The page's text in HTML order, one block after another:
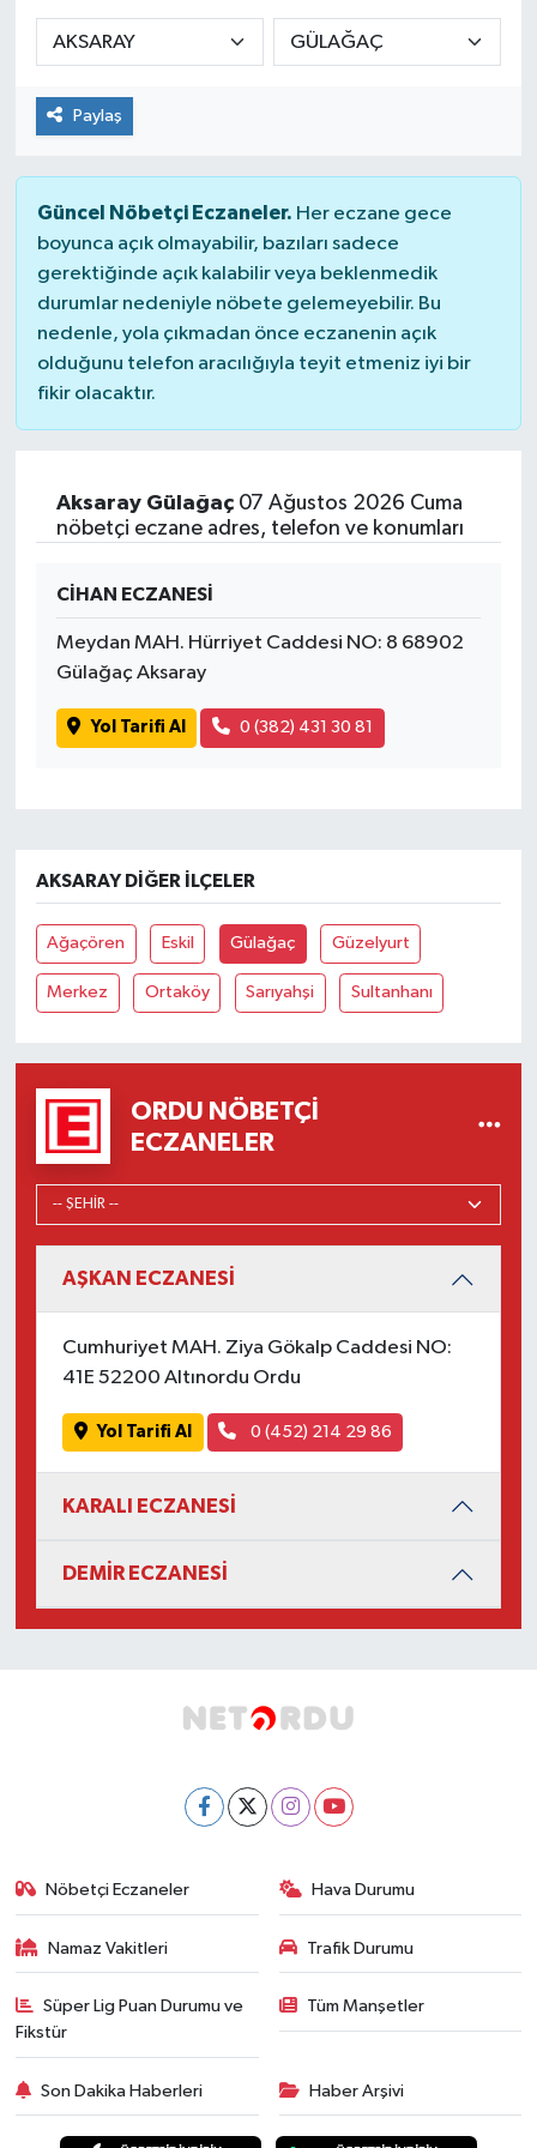
Paylaş
Güncel Nöbetçi Eczaneler. Her eczane gece
boyunca açık olmayabilir, bazıları sadece
gerektiğinde açık kalabilir veya beklenmedik
durumlar nedeniyle nöbete gelemeyebilir. Bu
nedenle, yola çıkmadan önce eczanenin açık
olduğunu telefon aracılığıyla teyit etmeniz iyi bir
fikir olacaktır.
Aksaray Gülağaç07 Ağustos 2026 Cuma
nöbetçi eczane adres, telefon ve konumları
CİHAN ECZANESİ
Meydan MAH. Hürriyet Caddesi NO: 8 68902
Gülağaç Aksaray
Yol Tarifi Al 0 (382) 431 30 81
AKSARAY DIĞER İLÇELER
Ağaçören Eskil Gülağaç Güzelyurt
Merkez Ortaköy Sarıyahşi Sultanhanı
ORDU NÖBETÇI
ECZANELER
AŞKAN ECZANESİ
Cumhuriyet MAH. Ziya Gökalp Caddesi NO:
41E 52200 Altınordu Ordu
Yol Tarifi Al 0 (452) 214 29 86
KARALI ECZANESİ
DEMİR ECZANESİ
Nöbetçi Eczaneler Hava Durumu
Namaz Vakitleri Trafik Durumu
Süper Lig Puan Durumu ve
Fikstür
Tüm Manşetler
Son Dakika Haberleri Haber Arşivi
KADIN
KULTUR-SANAT
MEDYA
OTOMOBİL
ÖZEL HABER
SAĞLIK
SPOR
TARIM
TEKNOLOJİ
YAŞAM